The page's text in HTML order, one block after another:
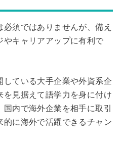
須ではありませんが、備え
やキャリアアップに有利で
している大手企業や外資系企
を見据えて語学力を身に付け
内で海外企業を相手に取引
的に海外で活躍できるチャン